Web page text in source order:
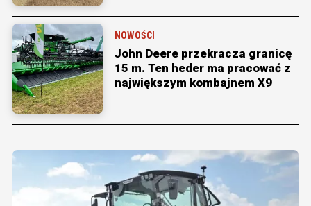
NOWOŚCI
John Deere przekracza granicę
15 m. Ten heder ma pracować z
największym kombajnem X9